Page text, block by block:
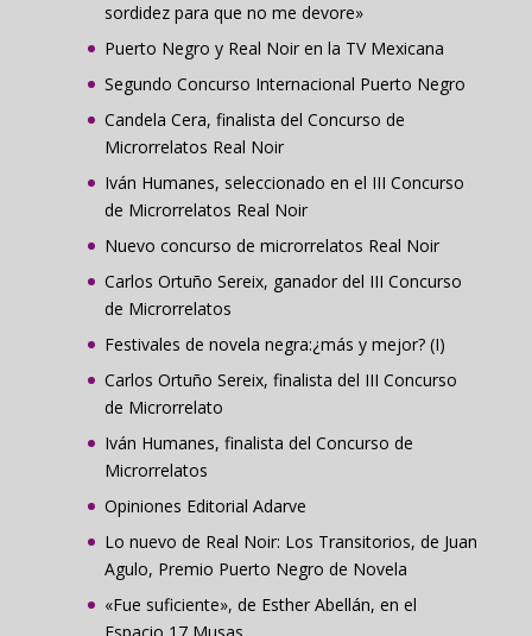
sordidez para que no me devore»
Puerto Negro y Real Noir en la TV Mexicana
Segundo Concurso Internacional Puerto Negro
Candela Cera, finalista del Concurso de
Microrrelatos Real Noir
Iván Humanes, seleccionado en el III Concurso
de Microrrelatos Real Noir
Nuevo concurso de microrrelatos Real Noir
Carlos Ortuño Sereix, ganador del III Concurso
de Microrrelatos
Festivales de novela negra:¿más y mejor? (I)
Carlos Ortuño Sereix, finalista del III Concurso
de Microrrelato
Iván Humanes, finalista del Concurso de
Microrrelatos
Opiniones Editorial Adarve
Lo nuevo de Real Noir: Los Transitorios, de Juan
Agulo, Premio Puerto Negro de Novela
«Fue suficiente», de Esther Abellán, en el